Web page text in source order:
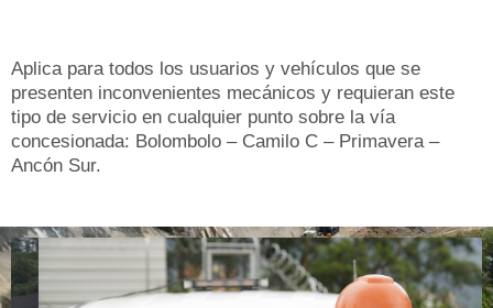
Aplica para todos los usuarios y vehículos que se
presenten inconvenientes mecánicos y requieran este
tipo de servicio en cualquier punto sobre la vía
concesionada: Bolombolo – Camilo C – Primavera –
Ancón Sur.